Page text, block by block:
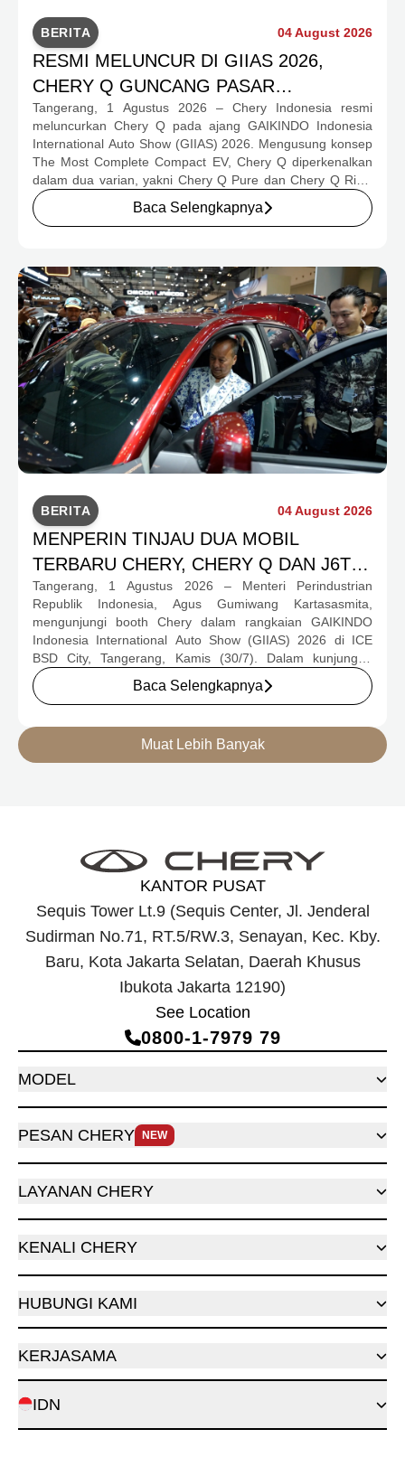
BERITA 04 August 2026
RESMI MELUNCUR DI GIIAS 2026,
CHERY Q GUNCANG PASAR
OTOMOTIF MELALUI HARGA SPESIAL
MULAI RP239,9 JUTA
Tangerang, 1 Agustus 2026 – Chery Indonesia resmi
meluncurkan Chery Q pada ajang GAIKINDO Indonesia
International Auto Show (GIIAS) 2026. Mengusung konsep
The Most Complete Compact EV, Chery Q diperkenalkan
dalam dua varian, yakni Chery Q Pure dan Chery Q Rizz,
untuk mengakomodasi kebutuhan mobilitas serta
preferensi konsumen yang berbeda.
Baca Selengkapnya
BERITA 04 August 2026
MENPERIN TINJAU DUA MOBIL
TERBARU CHERY, CHERY Q DAN J6T
CSH YANG JADI SOROTAN DI GIIAS
2026
Tangerang, 1 Agustus 2026 – Menteri Perindustrian
Republik Indonesia, Agus Gumiwang Kartasasmita,
mengunjungi booth Chery dalam rangkaian GAIKINDO
Indonesia International Auto Show (GIIAS) 2026 di ICE
BSD City, Tangerang, Kamis (30/7). Dalam kunjungan
tersebut, Menteri Perindustrian meninjau dua produk
elektrifikasi terbaru Chery, yakni Chery Q, compact EV
berteknologi Range-Extended Electric Vehicle (REEV) yang
dirancang untuk mendukung perjalanan jarak jauh.
Baca Selengkapnya
Muat Lebih Banyak
KANTOR PUSAT
Sequis Tower Lt.9 (Sequis Center, Jl. Jenderal
Sudirman No.71, RT.5/RW.3, Senayan, Kec. Kby.
Baru, Kota Jakarta Selatan, Daerah Khusus
Ibukota Jakarta 12190)
See Location
0800‑1‑7979 79
MODEL
PESAN CHERY NEW
LAYANAN CHERY
KENALI CHERY
HUBUNGI KAMI
KERJASAMA
IDN